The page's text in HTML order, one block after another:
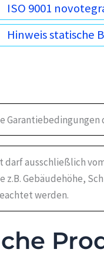
ISO 9001
Hinweis statische
darf ausschließlich
z.B. Gebäudehöhe,
werden.